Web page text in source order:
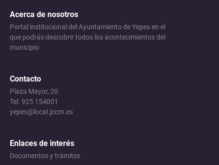
Acerca de nosotros
Portal institucional del Ayuntamiento de Yepes en el
que podrás descubrir todos los acontecimientos del
municipio
Contacto
Plaza Mayor, 20
Tel. 925 154001
yepes@local.jccm.es
Enlaces de interés
Documentos y trámites